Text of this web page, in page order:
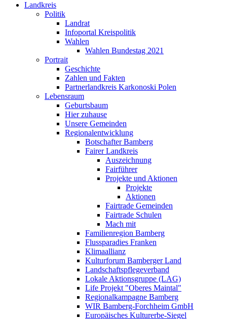
Landkreis
Politik
Landrat
Infoportal Kreispolitik
Wahlen
Wahlen Bundestag 2021
Portrait
Geschichte
Zahlen und Fakten
Partnerlandkreis Karkonoski Polen
Lebensraum
Geburtsbaum
Hier zuhause
Unsere Gemeinden
Regionalentwicklung
Botschafter Bamberg
Fairer Landkreis
Auszeichnung
Fairführer
Projekte und Aktionen
Projekte
Aktionen
Fairtrade Gemeinden
Fairtrade Schulen
Mach mit
Familienregion Bamberg
Flussparadies Franken
Klimaallianz
Kulturforum Bamberger Land
Landschaftspflegeverband
Lokale Aktionsgruppe (LAG)
Life Projekt "Oberes Maintal"
Regionalkampagne Bamberg
WIR Bamberg-Forchheim GmbH
Europäisches Kulturerbe-Siegel